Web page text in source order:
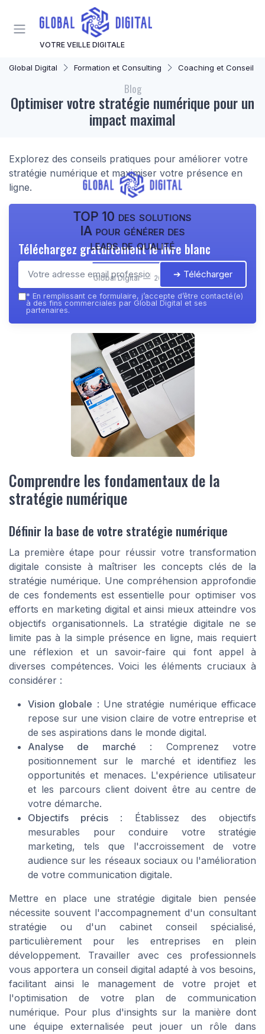
VOTRE VEILLE DIGITALE
Global Digital Formation et Consulting Coaching et Conseil en Stratégie
Blog
Optimiser votre stratégie numérique pour un
impact maximal
Explorez des conseils pratiques pour améliorer votre
stratégie numérique et maximiser votre présence en
ligne.
TOP 10 des solutions
IA pour générer des
leads de qualité
Global Digital — 2026
Téléchargez gratuitement le livre blanc
➔ Télécharger
* En remplissant ce formulaire, j’accepte d’être contacté(e)
à des fins commerciales par Global Digital et ses
partenaires.
Comprendre les fondamentaux de la
stratégie numérique
Définir la base de votre stratégie numérique
La première étape pour réussir votre transformation
digitale consiste à maîtriser les concepts clés de la
stratégie numérique. Une compréhension approfondie
de ces fondements est essentielle pour optimiser vos
efforts en marketing digital et ainsi mieux atteindre vos
objectifs organisationnels. La stratégie digitale ne se
limite pas à la simple présence en ligne, mais requiert
une réflexion et un savoir-faire qui font appel à
diverses compétences. Voici les éléments cruciaux à
considérer :
Vision globale : Une stratégie numérique efficace
repose sur une vision claire de votre entreprise et
de ses aspirations dans le monde digital.
Analyse de marché : Comprenez votre
positionnement sur le marché et identifiez les
opportunités et menaces. L'expérience utilisateur
et les parcours client doivent être au centre de
votre démarche.
Objectifs précis: Établissez des objectifs
mesurables pour conduire votre stratégie
marketing, tels que l'accroissement de votre
audience sur les réseaux sociaux ou l'amélioration
de votre communication digitale.
Mettre en place une stratégie digitale bien pensée
nécessite souvent l'accompagnement d'un consultant
stratégie ou d'un cabinet conseil spécialisé,
particulièrement pour les entreprises en plein
développement. Travailler avec ces professionnels
vous apportera un conseil digital adapté à vos besoins,
facilitant ainsi le management de votre projet et
l'optimisation de votre plan de communication
numérique. Pour plus d'insights sur la manière dont
une équipe externalisée peut jouer un rôle dans
Panneau de gestion des cookies